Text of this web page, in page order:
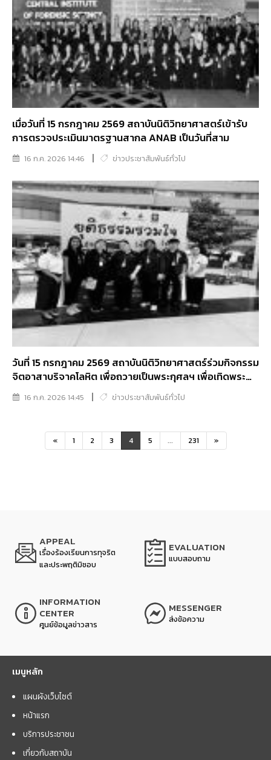
เมื่อวันที่ 15 กรกฎาคม 2569 สถาบันนิติวิทยาศาสตร์เข้ารับ
การตรวจประเมินมาตรฐานสากล ANAB เป็นวันที่สาม
16 ก.ค. 2026 14:46 ข่าวประชาสัมพันธ์ทั่วไป
วันที่ 15 กรกฎาคม 2569 สถาบันนิติวิทยาศาสตร์ร่วมกิจกรรม
จิตอาสาบริจาคโลหิต เพื่อถวายเป็นพระกุศลฯ เพื่อเทิดพระ
เกียรติ สมเด็จพระเจ้าลูกเธอเจ้าฟ้าพัชรกิติยาภาฯ
16 ก.ค. 2026 14:45 ข่าวประชาสัมพันธ์ทั่วไป
« 1 2 3 4 5 ... 231 »
APPEAL
เรื่องร้องเรียนการทุจริต
และประพฤติมิชอบ
EVALUATION
แบบสอบถาม
INFORMATION
CENTER
ศูนย์ข้อมูลข่าวสาร
MESSENGER
ส่งข้อความ
เมนูหลัก
แผนผังเว็บไซต์
หน้าแรก
บริการประชาชน
เกี่ยวกับสถาบัน